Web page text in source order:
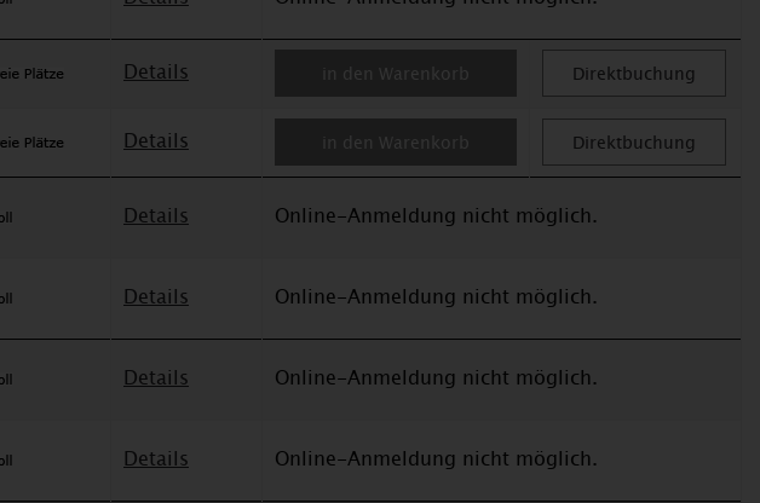
Details in den Warenkorb Direktbuchung
Details in den Warenkorb Direktbuchung
Details Online-Anmeldung nicht möglich.
Details Online-Anmeldung nicht möglich.
Details Online-Anmeldung nicht möglich.
Details Online-Anmeldung nicht möglich.